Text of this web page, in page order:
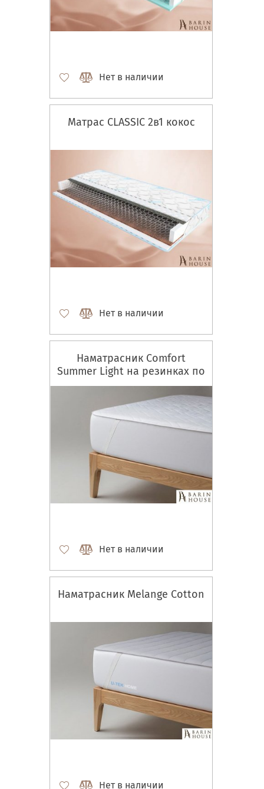
Нет в наличии
Матрас CLASSIC 2в1 кокос
Нет в наличии
Наматрасник Comfort
Summer Light на резинках по
углам
Нет в наличии
Наматрасник Melange Cotton
Нет в наличии